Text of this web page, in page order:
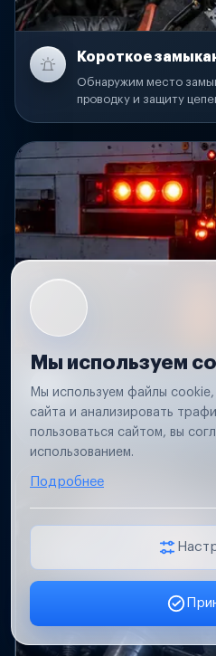
Короткое
Обнаружим место
проводку и защиту
Проверим проводку и
освещение прицепа.
Мы используем
Мы используем файлы
сайта и анализировать
пользоваться сайтом, вы
использованием.
Подробнее
Заявка